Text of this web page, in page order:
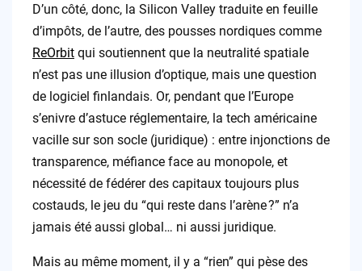
D’un côté, donc, la Silicon Valley traduite en feuille
d’impôts, de l’autre, des pousses nordiques comme
ReOrbitqui soutiennent que la neutralité spatiale
n’est pas une illusion d’optique, mais une question
de logiciel finlandais. Or, pendant que l’Europe
s’enivre d’astuce réglementaire, la tech américaine
vacille sur son socle (juridique) : entre injonctions de
transparence, méfiance face au monopole, et
nécessité de fédérer des capitaux toujours plus
costauds, le jeu du “qui reste dans l’arène ?” n’a
jamais été aussi global… ni aussi juridique.
Mais au même moment, il y a “rien” qui pèse des